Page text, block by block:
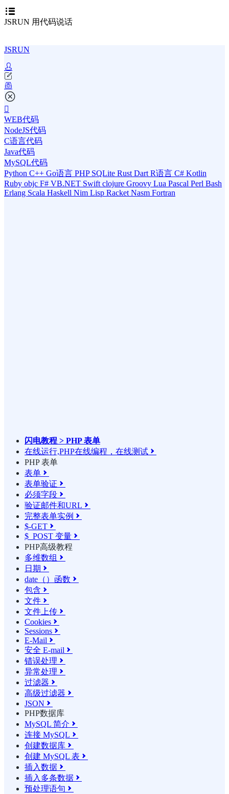
JSRUN 用代码说话
JSRUN
WEB代码
NodeJS代码
C语言代码
Java代码
MySQL代码
Python C++ Go语言 PHP SQLite Rust Dart R语言 C# Kotlin
Ruby objc F# VB.NET Swift clojure Groovy Lua Pascal Perl Bash
Erlang Scala Haskell Nim Lisp Racket Nasm Fortran
闪电教程 > PHP 表单
在线运行,PHP在线编程，在线测试 
PHP 表单
表单 
表单验证 
必须字段 
验证邮件和URL 
完整表单实例 
$-GET 
$_POST 变量 
PHP高级教程
多维数组 
日期 
date（）函数 
包含 
文件 
文件上传 
Cookies 
Sessions 
E-Mail 
安全 E-mail 
错误处理 
异常处理 
过滤器 
高级过滤器 
JSON 
PHP数据库
MySQL 简介 
连接 MySQL 
创建数据库 
创建 MySQL 表 
插入数据 
插入多条数据 
预处理语句 